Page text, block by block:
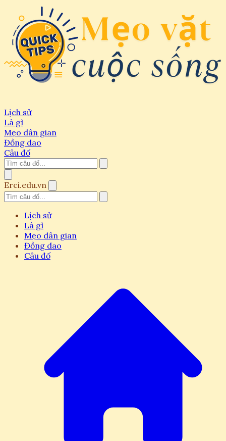
Lịch sử
Là gì
Mẹo dân gian
Đồng dao
Câu đố
Erci.edu.vn
Lịch sử
Là gì
Mẹo dân gian
Đồng dao
Câu đố